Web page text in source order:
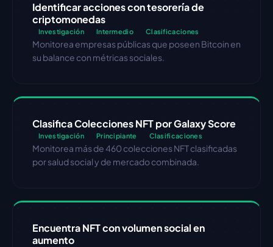
Identificar acciones con tesorería de
criptomonedas
Investigación Intermedio Clasificaciones
Monitorea empresas públicas que poseen Bitcoin en
su balance con métricas sociales.
Clasifica Colecciones NFT por Galaxy Score
Investigación Principiante Clasificaciones
Monitorea más de 460 colecciones NFT clasificadas
por salud social y de mercado combinada.
Encuentra NFT con volumen social en
aumento